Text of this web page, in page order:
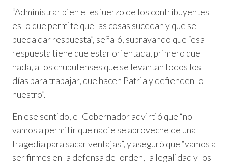
“Administrar bien el esfuerzo de los contribuyentes
es lo que permite que las cosas sucedan y que se
pueda dar respuesta”, señaló, subrayando que “esa
respuesta tiene que estar orientada, primero que
nada, a los chubutenses que se levantan todos los
días para trabajar, que hacen Patria y defienden lo
nuestro”.
En ese sentido, el Gobernador advirtió que “no
vamos a permitir que nadie se aproveche de una
tragedia para sacar ventajas”, y aseguró que “vamos a
ser firmes en la defensa del orden, la legalidad y los